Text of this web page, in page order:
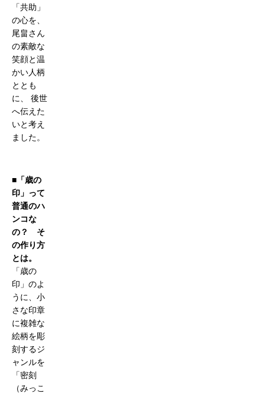
「共助」
の心を、
尾畠さん
の素敵な
笑顔と温
かい人柄
ととも
に、 後世
へ伝えた
いと考え
ました。
■「歳の
印」って
普通のハ
ンコな
の？ そ
の作り方
とは。
「歳の
印」のよ
うに、小
さな印章
に複雑な
絵柄を彫
刻するジ
ャンルを
「密刻
（みっこ